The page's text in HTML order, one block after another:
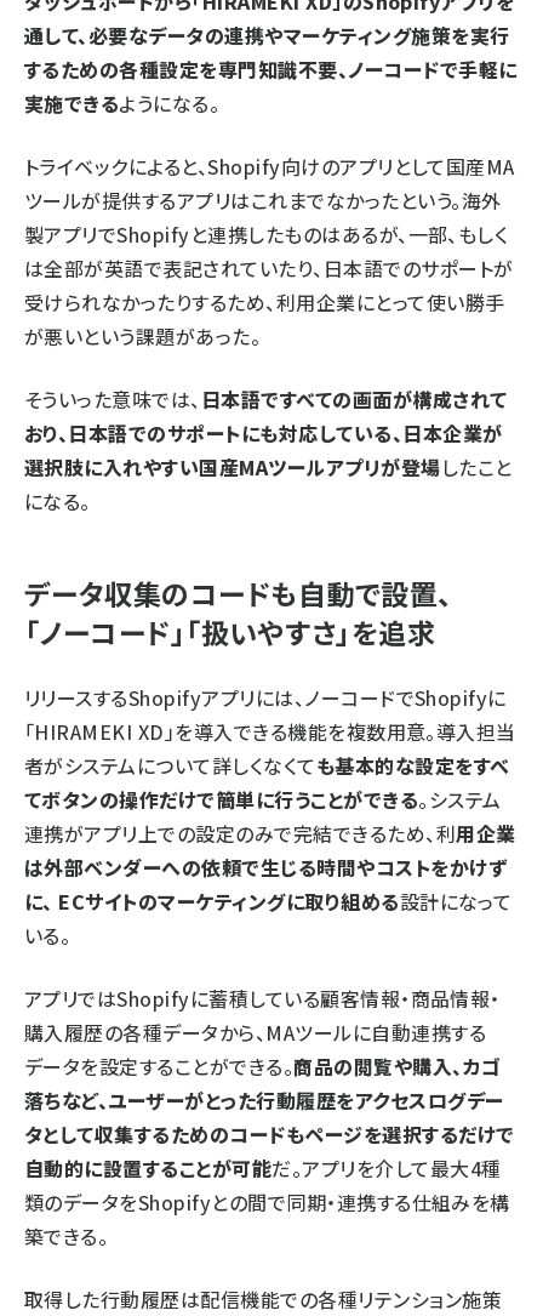
通して、必要なデータの連携やマーケティング施策を実行
するための各種設定を専門知識不要、ノーコードで手軽に
実施できるようになる。
トライベックによると、Shopify向けのアプリとして国産MA
ツールが提供するアプリはこれまでなかったという。海外
製アプリでShopifyと連携したものはあるが、一部、もしく
は全部が英語で表記されていたり、日本語でのサポートが
受けられなかったりするため、利用企業にとって使い勝手
が悪いという課題があった。
そういった意味では、 日本語ですべての画面が構成されて
おり、日本語でのサポートにも対応している、日本企業が
選択肢に入れやすい国産MAツールアプリが登場したこと
になる。
データ収集のコードも自動で設置、
「ノーコード」「扱いやすさ」を追求
リリースするShopifyアプリには、ノーコードでShopifyに
「HIRAMEKI XD」を導入できる機能を複数用意。導入担当
者がシステムについて詳しくなくても基本的な設定をすべ
てボタンの操作だけで簡単に行うことができる。システム
連携がアプリ上での設定のみで完結できるため、利用企業
は外部ベンダーへの依頼で生じる時間やコストをかけず
に、 ECサイトのマーケティングに取り組める設計になって
いる。
アプリではShopifyに蓄積している顧客情報・商品情報・
購入履歴の各種データから、MAツールに自動連携する
データを設定することができる。商品の閲覧や購入、カゴ
落ちなど、ユーザーがとった行動履歴をアクセスログデー
タとして収集するためのコードもページを選択するだけで
自動的に設置することが可能だ。アプリを介して最大4種
類のデータをShopifyとの間で同期・連携する仕組みを構
築できる。
取得した行動履歴は配信機能での各種リテンション施策